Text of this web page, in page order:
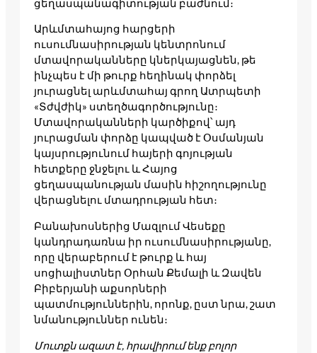
ցեղասպանագիտության բաժնում։
Արևմտահայոց հարցերի
ուսումնասիրության կենտրոնում
մտավորականները կներկայացնեն, թե
ինչպես է մի թուրք հեղինակ փորձել
յուրացնել արևմտահայ գրող Ատրպետի
«Տժվժիկ» ստեղծագործությունը։
Մտավորականների կարծիքով՝ այդ
յուրացման փորձը կապված է Օսմանյան
կայսրությունում հայերի գոյության
հետքերը ջնջելու և Հայոց
ցեղասպանության մասին հիշողությունը
վերացնելու մտադրության հետ։
Բանախոսներից Մազլում Վեսեքը
կանդրադառնա իր ուսումնասիրությանը,
որը վերաբերում է թուրք և հայ
սոցիալիստներ Օրհան Քեմալի և Զավեն
Բիբերյանի աքսորների
պատմություններին, որոնք, ըստ նրա, շատ
նմանություններ ունեն։
Մուտքն ազատ է, հրավիրում ենք բոլոր